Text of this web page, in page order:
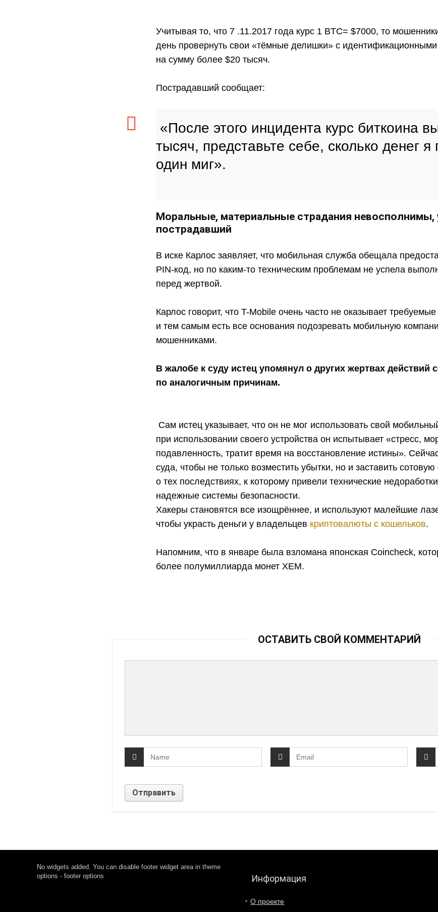
Учитывая то, что 7 .11.2017 года курс 1 BTC= $7000, то
день провернуть свои «тёмные делишки» с
на сумму более $20 тысяч.
Пострадавший сообщает:
«После этого инцидента курс биткоина
тысяч, представьте себе, сколько денег я
один миг».
Моральные, материальные страдания невосполнимы,
пострадавший
В иске Карлос заявляет, что мобильная служба обещала
PIN-код, но по каким-то техническим проблемам не успела
перед жертвой.
Карлос говорит, что T-Mobile очень часто не оказывает
и тем самым есть все основания подозревать мобильную
мошенниками.
В жалобе к суду истец упомянул о других жертвах действий
по аналогичным причинам.
Сам истец указывает, что он не мог использовать свой
при использовании своего устройства он испытывает «стресс,
подавленность, тратит время на восстановление истины».
суда, чтобы не только возместить убытки, но и заставить
о тех последствиях, к которому привели технические
надежные системы безопасности.
Хакеры становятся все изощрённее, и используют малейшие
чтобы украсть деньги у владельцев криптовалюты с кошельков.
Напомним, что в январе была взломана японская Coincheck,
более полумиллиарда монет XEM.
ОСТАВИТЬ СВОЙ КОММЕНТАРИЙ
No widgets added. You can disable footer widget area in theme
options - footer options
Информация
О проекте